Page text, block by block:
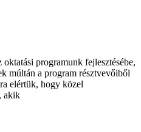
programunk fejlesztésébe,
múltán a program résztvevőiből
elértük, hogy közel
akik